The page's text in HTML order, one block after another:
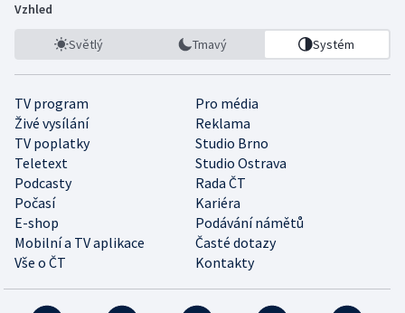
Vzhled
Světlý Tmavý Systém
TV program
Pro média
Živé vysílání
Reklama
TV poplatky
Studio Brno
Teletext
Studio Ostrava
Podcasty
Rada ČT
Počasí
Kariéra
E-shop
Podávání námětů
Mobilní a TV aplikace
Časté dotazy
Vše o ČT
Kontakty